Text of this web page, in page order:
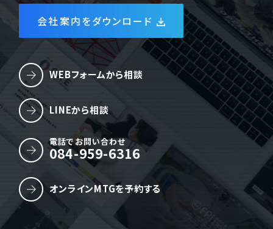
会社案内をダウンロード
WEBフォームから相談
LINEから相談
電話でお問い合わせ
084-959-6316
オンラインMTGを予約する